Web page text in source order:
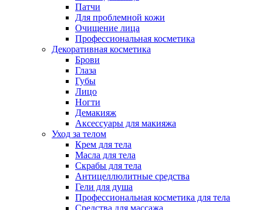
Патчи
Для проблемной кожи
Очищение лица
Профессиональная косметика
Декоративная косметика
Брови
Глаза
Губы
Лицо
Ногти
Демакияж
Аксессуары для макияжа
Уход за телом
Крем для тела
Масла для тела
Скрабы для тела
Антицеллюлитные средства
Гели для душа
Профессиональная косметика для тела
Средства для массажа